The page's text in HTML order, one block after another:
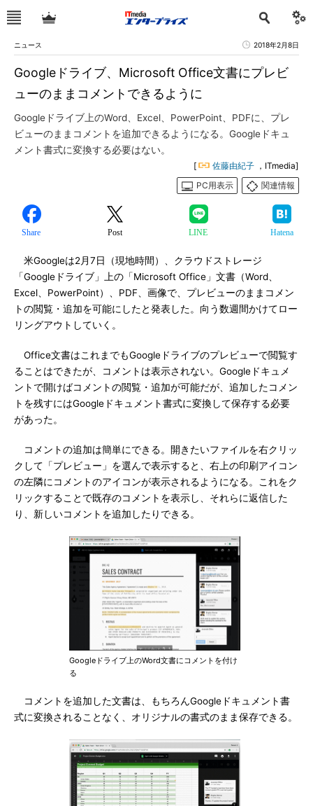
ニュース 2018年2月8日
Googleドライブ、Microsoft Office文書にプレビ
ューのままコメントできるように
Googleドライブ上のWord、Excel、PowerPoint、PDFに、プレ
ビューのままコメントを追加できるようになる。Googleドキュ
メント書式に変換する必要はない。
[ 佐藤由紀子 ，ITmedia]
PC用表示
関連情報
Share Post LINE Hatena
米Googleは2月7日（現地時間）、クラウドストレージ
「Googleドライブ」上の「Microsoft Office」文書（Word、
Excel、PowerPoint）、PDF、画像で、プレビューのままコメン
トの閲覧・追加を可能にしたと発表した。向う数週間かけてロー
リングアウトしていく。
Office文書はこれまでもGoogleドライブのプレビューで閲覧す
ることはできたが、コメントは表示されない。Googleドキュメ
ントで開けばコメントの閲覧・追加が可能だが、追加したコメン
トを残すにはGoogleドキュメント書式に変換して保存する必要
があった。
コメントの追加は簡単にできる。開きたいファイルを右クリッ
クして「プレビュー」を選んで表示すると、右上の印刷アイコン
の左隣にコメントのアイコンが表示されるようになる。これをク
リックすることで既存のコメントを表示し、それらに返信した
り、新しいコメントを追加したりできる。
Googleドライブ上のWord文書にコメントを付け
る
コメントを追加した文書は、もちろんGoogleドキュメント書
式に変換されることなく、オリジナルの書式のまま保存できる。